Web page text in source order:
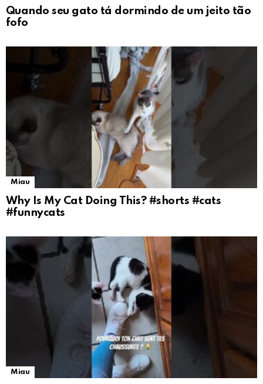
Quando seu gato tá dormindo de um jeito tão
fofo
Miau
Why Is My Cat Doing This? #shorts #cats
#funnycats
Miau